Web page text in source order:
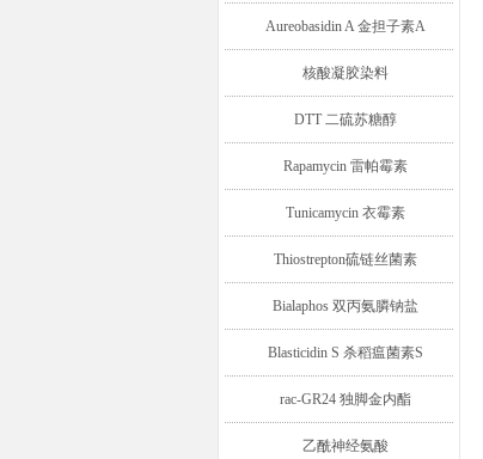
Aureobasidin A 金担子素A
核酸凝胶染料
DTT 二硫苏糖醇
Rapamycin 雷帕霉素
Tunicamycin 衣霉素
Thiostrepton硫链丝菌素
Bialaphos 双丙氨膦钠盐
Blasticidin S 杀稻瘟菌素S
rac-GR24 独脚金内酯
乙酰神经氨酸